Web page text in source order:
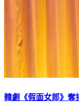
韓劇《假面女郎》